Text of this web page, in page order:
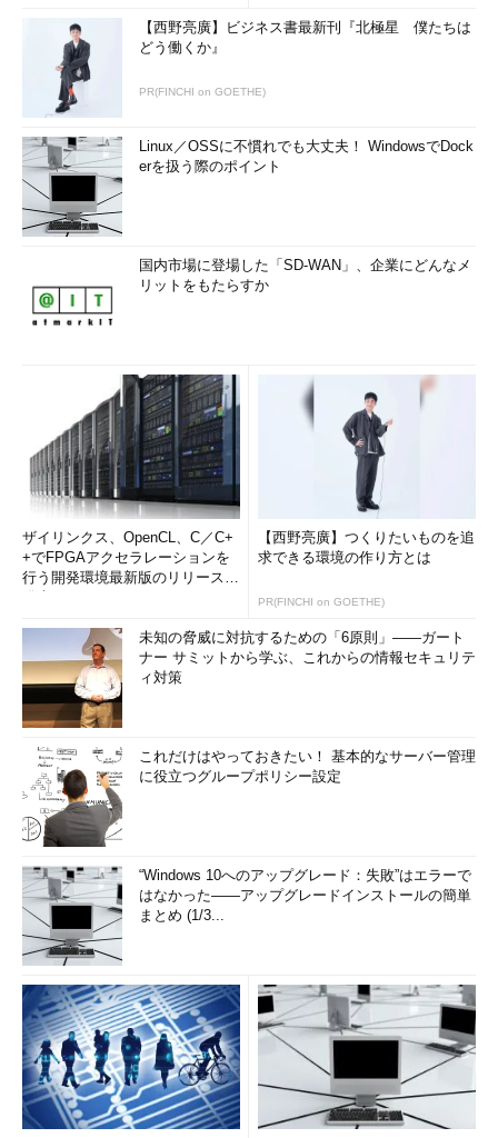
【西野亮廣】ビジネス書最新刊『北極星 僕たちは
どう働くか』
PR(FINCHI on GOETHE)
Linux／OSSに不慣れでも大丈夫！ WindowsでDock
erを扱う際のポイント
国内市場に登場した「SD-WAN」、企業にどんなメ
リットをもたらすか
ザイリンクス、OpenCL、C／C+
+でFPGAアクセラレーションを
行う開発環境最新版のリリースを
【西野亮廣】つくりたいものを追
求できる環境の作り方とは
PR(FINCHI on GOETHE)
未知の脅威に対抗するための「6原則」――ガート
ナー サミットから学ぶ、これからの情報セキュリテ
ィ対策
これだけはやっておきたい！ 基本的なサーバー管理
に役立つグループポリシー設定
“Windows 10へのアップグレード：失敗”はエラーで
はなかった――アップグレードインストールの簡単
まとめ (1/3...